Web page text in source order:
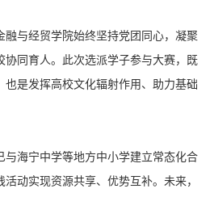
融与经贸学院始终坚持党团同心，凝聚
协同育人。此次选派学子参与大赛，既
也是发挥高校文化辐射作用、助力基础
与海宁中学等地方中小学建立常态化合
动实现资源共享、优势互补。未来，